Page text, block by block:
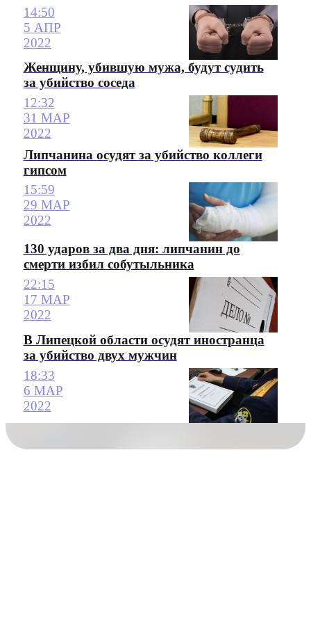
14:50
5 АПР
2022
Женщину, убившую мужа, будут судить
за убийство соседа
12:32
31 МАР
2022
Липчанина осудят за убийство коллеги
гипсом
15:59
29 МАР
2022
130 ударов за два дня: липчанин до
смерти избил собутыльника
22:15
17 МАР
2022
В Липецкой области осудят иностранца
за убийство двух мужчин
18:33
6 МАР
2022